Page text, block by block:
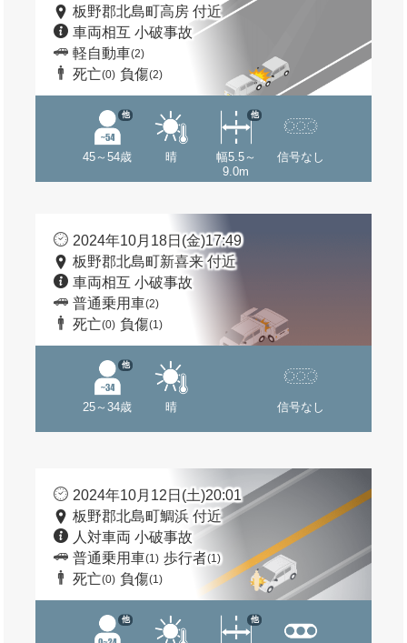
板野郡北島町高房 付近
車両相互 小破事故
軽自動車(2)
死亡(0) 負傷(2)
45～54歳
他
晴
幅5.5～
9.0m
他
信号なし
2024年10月18日(金)17:49
板野郡北島町新喜来 付近
車両相互 小破事故
普通乗用車(2)
死亡(0) 負傷(1)
25～34歳
他
晴 信号なし
2024年10月12日(土)20:01
板野郡北島町鯛浜 付近
人対車両 小破事故
普通乗用車(1) 歩行者(1)
死亡(0) 負傷(1)
他 他